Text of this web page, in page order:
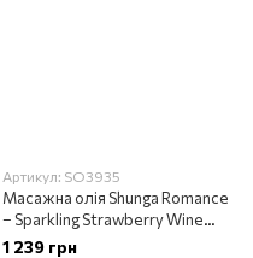
Артикул: SO3935
Масажна олія Shunga Romance
– Sparkling Strawberry Wine
(240 мл)
1 239 грн